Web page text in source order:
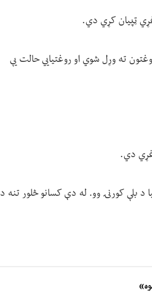
ټپیان کړي دي.
ته وړل شوي او روغتیايي حالت یې
غړي دي.
د بلې کورنۍ وو. له دې کسانو څلور تنه د